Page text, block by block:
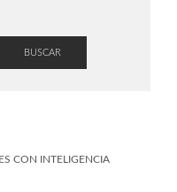
BUSCAR
CON INTELIGENCIA